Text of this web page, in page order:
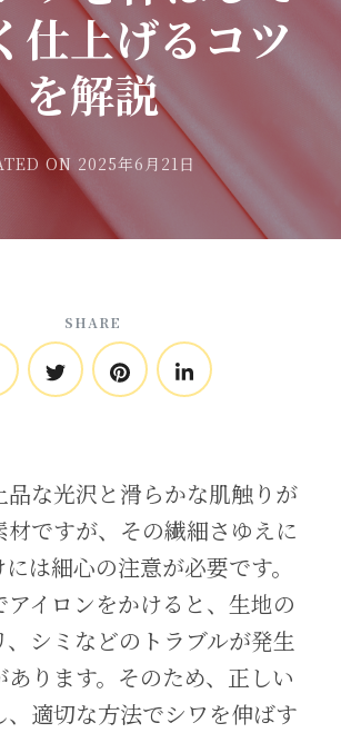
仕上げるコツ
を解説
ON 2025年6月21日
SHARE
品な光沢と滑らかな肌触りが
ですが、その繊細さゆえに
は細心の注意が必要です。
イロンをかけると、生地の
シミなどのトラブルが発生
あります。そのため、正しい
、適切な方法でシワを伸ばす